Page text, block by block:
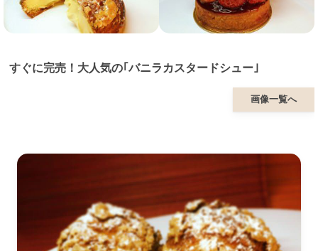
すぐに完売！大人気の｢バニラカスタードシュー｣
画像一覧へ